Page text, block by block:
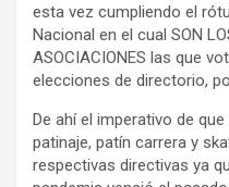
esta vez cumpliendo el
Nacional en el cual SON
ASOCIACIONES las que
elecciones de directorio,
De ahí el imperativo de
patinaje, patín carrera y
respectivas directivas ya